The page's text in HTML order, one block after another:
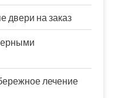
двери на заказ
лечение